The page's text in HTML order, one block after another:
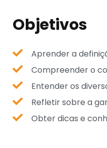
Objetivos
Aprender a
Compreender o
Entender os
Refletir sobre a
Obter dicas e